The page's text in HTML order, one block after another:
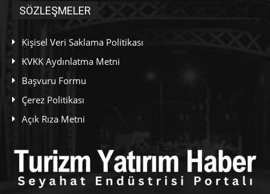
SÖZLEŞMELER
Kişisel Veri Saklama Politikası
KVKK Aydınlatma Metni
Başvuru Formu
Çerez Politikası
Açık Rıza Metni